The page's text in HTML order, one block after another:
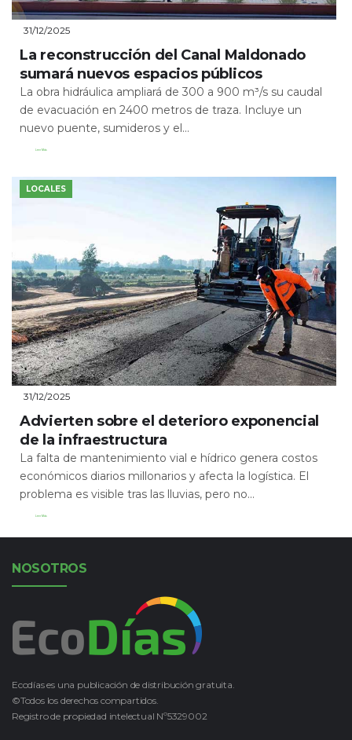
31/12/2025
La reconstrucción del Canal Maldonado
sumará nuevos espacios públicos
La obra hidráulica ampliará de 300 a 900 m³/s su caudal
de evacuación en 2400 metros de traza. Incluye un
nuevo puente, sumideros y el...
Leer Más
LOCALES
31/12/2025
Advierten sobre el deterioro exponencial
de la infraestructura
La falta de mantenimiento vial e hídrico genera costos
económicos diarios millonarios y afecta la logística. El
problema es visible tras las lluvias, pero no...
Leer Más
NOSOTROS
Ecodías es una publicación de distribución gratuita.
©Todos los derechos compartidos.
Registro de propiedad intelectual Nº5329002